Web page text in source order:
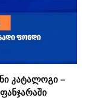
კატალოგი –